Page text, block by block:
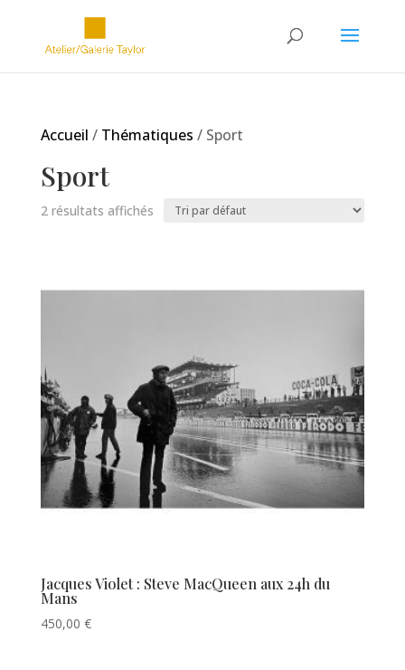
Accueil / Thématiques / Sport
Sport
2 résultats affichés
Jacques Violet : Steve MacQueen aux 24h du
Mans
450,00 €